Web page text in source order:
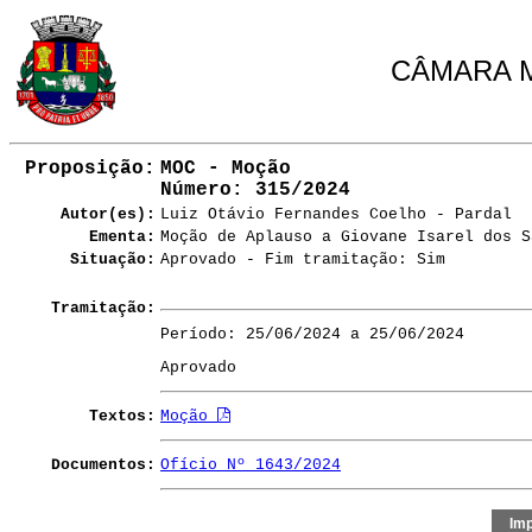
CÂMARA
Proposição: MOC - Moção
Número : 315/2024
Autor(es): Luiz Otávio Fernandes Coelho - Pardal
Ementa: Moção de Aplauso a Giovane Isarel dos
Situação: Aprovado - Fim tramitação: Sim
Tramitação:
Período: 25/06/2024 a 25/06/2024
Aprovado
Textos: Moção
Documentos: Ofício Nº 1643/2024